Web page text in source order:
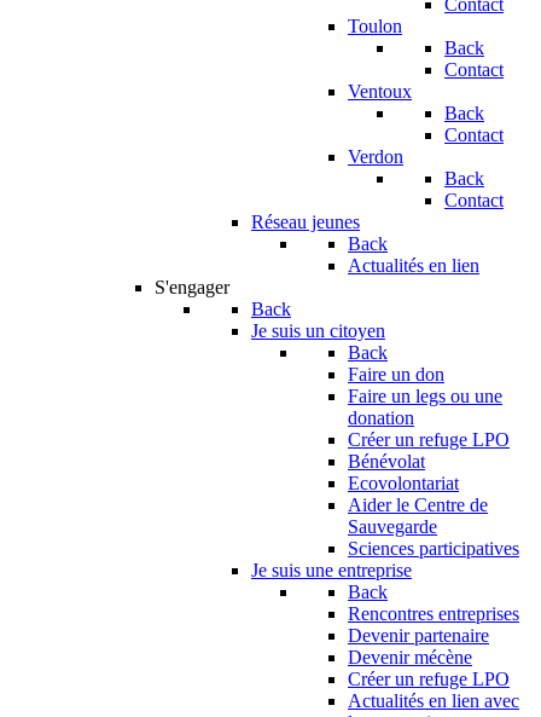
Contact
Toulon
Back
Contact
Ventoux
Back
Contact
Verdon
Back
Contact
Réseau jeunes
Back
Actualités en lien
S'engager
Back
Je suis un citoyen
Back
Faire un don
Faire un legs ou une
donation
Créer un refuge LPO
Bénévolat
Ecovolontariat
Aider le Centre de
Sauvegarde
Sciences participatives
Je suis une entreprise
Back
Rencontres entreprises
Devenir partenaire
Devenir mécène
Créer un refuge LPO
Actualités en lien avec